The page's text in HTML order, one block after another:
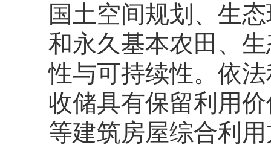
国土空间规划、生
和永久基本农田、
性与可持续性。依
收储具有保留利用
等建筑房屋综合利